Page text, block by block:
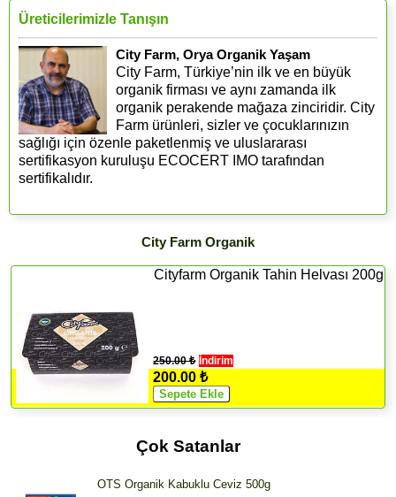
Üreticilerimizle Tanışın
City Farm, Orya Organik Yaşam
City Farm, Türkiye’nin ilk ve en büyük
organik firması ve aynı zamanda ilk
organik perakende mağaza zinciridir. City
Farm ürünleri, sizler ve çocuklarınızın
sağlığı için özenle paketlenmiş ve uluslararası
sertifikasyon kuruluşu ECOCERT IMO tarafından
sertifikalıdır.
City Farm Organik
Cityfarm Organik Tahin Helvası 200g
250.00 ₺ İndirim
200.00 ₺
Çok Satanlar
OTS Organik Kabuklu Ceviz 500g